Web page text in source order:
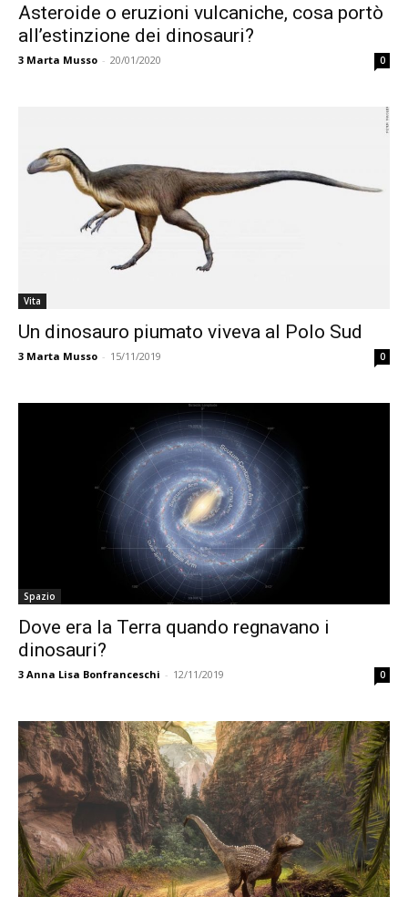
Asteroide o eruzioni vulcaniche, cosa portò
all’estinzione dei dinosauri?
3 Marta Musso - 20/01/2020 0
Vita
Un dinosauro piumato viveva al Polo Sud
3 Marta Musso - 15/11/2019 0
Spazio
Dove era la Terra quando regnavano i
dinosauri?
3 Anna Lisa Bonfranceschi - 12/11/2019 0